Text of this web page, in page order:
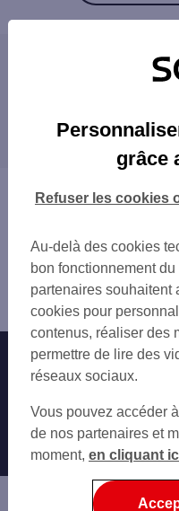
Les distributeurs/
BOURGES 40 RUE D
ST DOULCHARD 62
ST DOULCHARD 404
SAINT FLORENT SUR
proximité
Vous êtes ici : Accueil
Bourges
Distributeur/
Nos
grâce
Au-delà des cookies
bon fonctionnement
partenaires souhaitent
cookies pour
contenus, réaliser des
permettre de lire des
réseaux sociaux.
Vous pouvez accéder
de nos partenaires et
moment, en cliquant
Refuser les cookies